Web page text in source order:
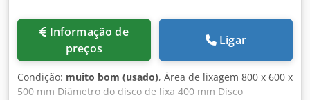
preços
Ligar
Condição: muito bom (usado), Área de lixagem 800 x 600 x
500 mm Diâmetro do disco de lixa 400 mm Disco